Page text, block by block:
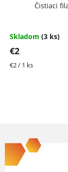
Čistiaci
Skladom (3 ks)
€2
Jednotková
€2 / 1 ks
á
p